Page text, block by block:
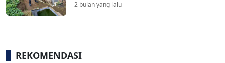
2 bulan yang lalu
REKOMENDASI